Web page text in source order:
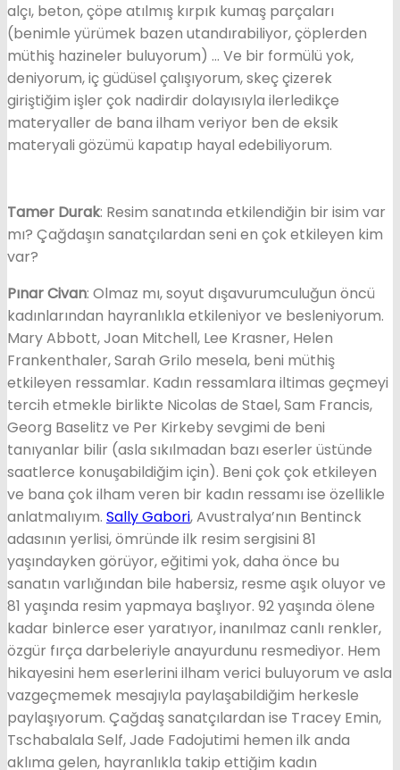
alçı, beton, çöpe atılmış kırpık kumaş parçaları
(benimle yürümek bazen utandırabiliyor, çöplerden
müthiş hazineler buluyorum) … Ve bir formülü yok,
deniyorum, iç güdüsel çalışıyorum, skeç çizerek
giriştiğim işler çok nadirdir dolayısıyla ilerledikçe
materyaller de bana ilham veriyor ben de eksik
materyali gözümü kapatıp hayal edebiliyorum.
Tamer Durak: Resim sanatında etkilendiğin bir isim var
mı? Çağdaşın sanatçılardan seni en çok etkileyen kim
var?
Pınar Civan: Olmaz mı, soyut dışavurumculuğun öncü
kadınlarından hayranlıkla etkileniyor ve besleniyorum.
Mary Abbott, Joan Mitchell, Lee Krasner, Helen
Frankenthaler, Sarah Grilo mesela, beni müthiş
etkileyen ressamlar. Kadın ressamlara iltimas geçmeyi
tercih etmekle birlikte Nicolas de Stael, Sam Francis,
Georg Baselitz ve Per Kirkeby sevgimi de beni
tanıyanlar bilir (asla sıkılmadan bazı eserler üstünde
saatlerce konuşabildiğim için). Beni çok çok etkileyen
ve bana çok ilham veren bir kadın ressamı ise özellikle
anlatmalıyım. Sally Gabori, Avustralya’nın Bentinck
adasının yerlisi, ömründe ilk resim sergisini 81
yaşındayken görüyor, eğitimi yok, daha önce bu
sanatın varlığından bile habersiz, resme aşık oluyor ve
81 yaşında resim yapmaya başlıyor. 92 yaşında ölene
kadar binlerce eser yaratıyor, inanılmaz canlı renkler,
özgür fırça darbeleriyle anayurdunu resmediyor. Hem
hikayesini hem eserlerini ilham verici buluyorum ve asla
vazgeçmemek mesajıyla paylaşabildiğim herkesle
paylaşıyorum. Çağdaş sanatçılardan ise Tracey Emin,
Tschabalala Self, Jade Fadojutimi hemen ilk anda
aklıma gelen, hayranlıkla takip ettiğim kadın